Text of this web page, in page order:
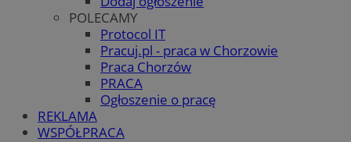
POLECAMY
Protocol IT
Pracuj.pl - praca w Chorzowie
Praca Chorzów
PRACA
Ogłoszenie o pracę
REKLAMA
WSPÓŁPRACA